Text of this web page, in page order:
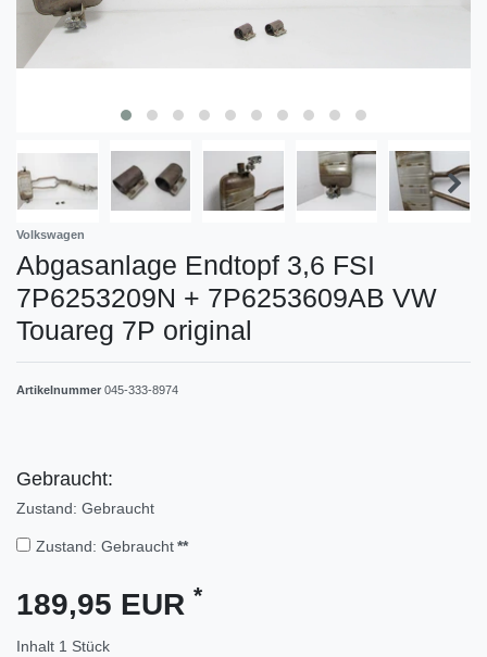
Volkswagen
Abgasanlage Endtopf 3,6 FSI
7P6253209N + 7P6253609AB VW
Touareg 7P original
Artikelnummer 045-333-8974
Gebraucht:
Zustand: Gebraucht
Zustand: Gebraucht **
189,95 EUR *
Inhalt 1 Stück